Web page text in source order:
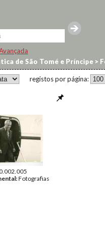
de São Tomé e Príncipe >
registos por página:
Fotografias